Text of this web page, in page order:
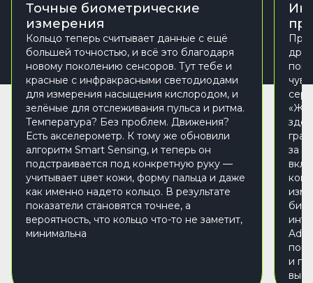
Точные биометрические
измерения
Кольцо теперь считывает данные с ещё
большей точностью, и всё это благодаря
новому поколению сенсоров. Тут тебе и
красные с инфракрасными светодиодами
для измерения насыщения кислородом, и
зелёные для отслеживания пульса и ритма.
Температура? Без проблем. Движения?
Есть акселерометр. К тому же обновили
алгоритм Smart Sensing, и теперь он
подстраивается под конкретную руку —
учитывает цвет кожи, форму пальца и даже
как именно надето кольцо. В результате
показатели становятся точнее, а
вероятность, что кольцо что-то не заметит,
минимальна
за
и
вы